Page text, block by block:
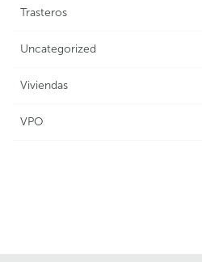
Trasteros
Uncategorized
Viviendas
VPO